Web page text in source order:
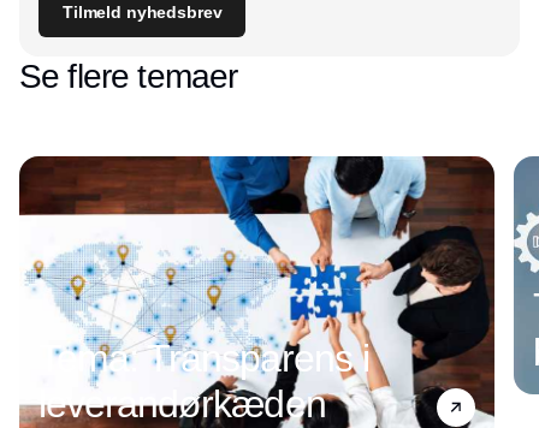
Tilmeld nyhedsbrev
Se flere temaer
Tema: Transparens i
leverandørkæden